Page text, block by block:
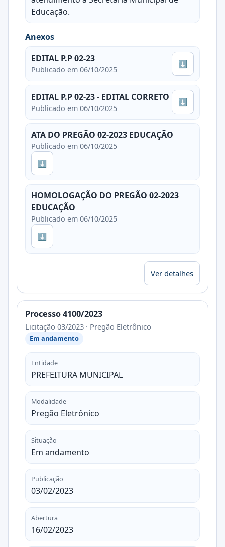
Educação.
Anexos
EDITAL P.P 02-23
Publicado em 06/10/2025
⬇
EDITAL P.P 02-23 - EDITAL CORRETO
Publicado em 06/10/2025
⬇
ATA DO PREGÃO 02-2023 EDUCAÇÃO
Publicado em 06/10/2025
⬇
HOMOLOGAÇÃO DO PREGÃO 02-2023
EDUCAÇÃO
Publicado em 06/10/2025
⬇
Ver detalhes
Processo 4100/2023
Licitação 03/2023 · Pregão Eletrônico
Em andamento
Entidade
PREFEITURA MUNICIPAL
Modalidade
Pregão Eletrônico
Situação
Em andamento
Publicação
03/02/2023
Abertura
16/02/2023